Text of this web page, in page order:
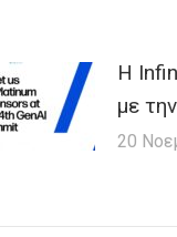
Η
με
20